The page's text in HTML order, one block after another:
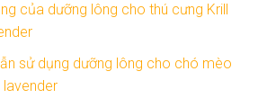
của dưỡng lông cho thú cưng Krill
sử dụng dưỡng lông cho chó mèo
lavender